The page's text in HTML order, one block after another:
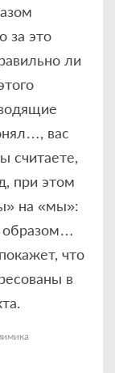
за это
ли
вас
считаете,
при этом
на «мы»:
что
в